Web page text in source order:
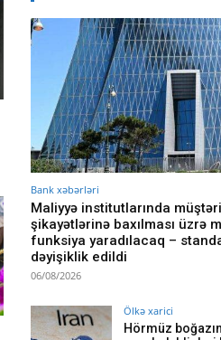
Bank xəbərləri
Maliyyə institutlarında müştəri
şikayətlərinə baxılması üzrə
funksiya yaradılacaq –
dəyişiklik edildi
06/08/2026
Ölkə xarici
Hörmüz